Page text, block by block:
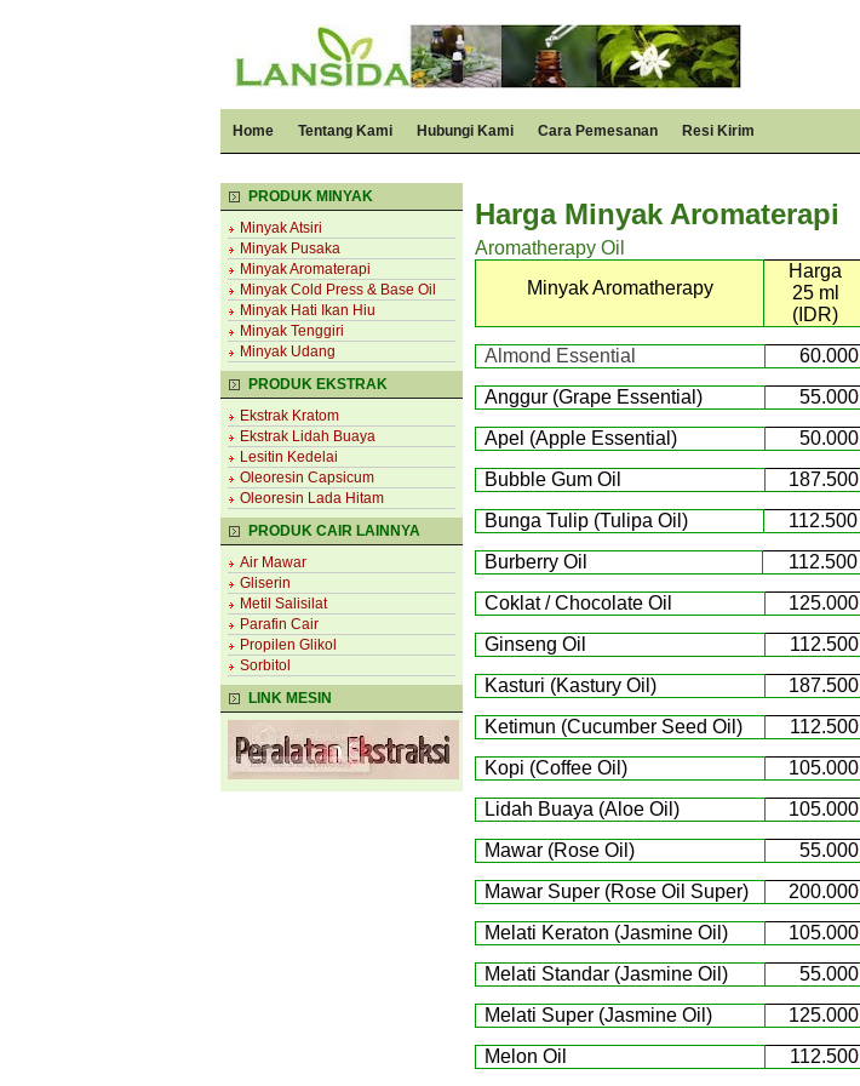
Home Tentang Kami Hubungi Kami Cara Pemesanan Resi Kirim
PRODUK MINYAK
Minyak Atsiri
Minyak Pusaka
Minyak Aromaterapi
Minyak Cold Press & Base Oil
Minyak Hati Ikan Hiu
Minyak Tenggiri
Minyak Udang
PRODUK EKSTRAK
Ekstrak Kratom
Ekstrak Lidah Buaya
Lesitin Kedelai
Oleoresin Capsicum
Oleoresin Lada Hitam
PRODUK CAIR LAINNYA
Air Mawar
Gliserin
Metil Salisilat
Parafin Cair
Propilen Glikol
Sorbitol
LINK MESIN
Harga Minyak Aromaterapi
Aromatherapy Oil
Minyak Aromatherapy
Harga
25 ml
(IDR)
Almond Essential
60.000
Anggur (Grape Essential)
55.000
Apel (Apple Essential)
50.000
Bubble Gum Oil
187.500
Bunga Tulip (Tulipa Oil)
112.500
Burberry Oil
112.500
Coklat / Chocolate Oil
125.000
Ginseng Oil
112.500
Kasturi (Kastury Oil)
187.500
Ketimun (Cucumber Seed Oil)
112.500
Kopi (Coffee Oil)
105.000
Lidah Buaya (Aloe Oil)
105.000
Mawar (Rose Oil)
55.000
Mawar Super (Rose Oil Super)
200.000
Melati Keraton (Jasmine Oil)
105.000
Melati Standar (Jasmine Oil)
55.000
Melati Super (Jasmine Oil)
125.000
Melon Oil
112.500